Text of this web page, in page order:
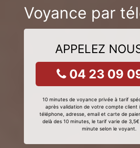
Voyance par
APPELEZ
04 23 09
10 minutes de voyance privée à tarif
après validation de votre compte client
téléphone, adresse, email et carte de
delà des 10 minutes, le tarif varie de
minute selon le voyant.